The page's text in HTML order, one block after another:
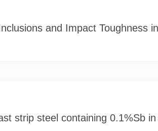
and Impact Toughness
strip steel containing 0.1%Sb